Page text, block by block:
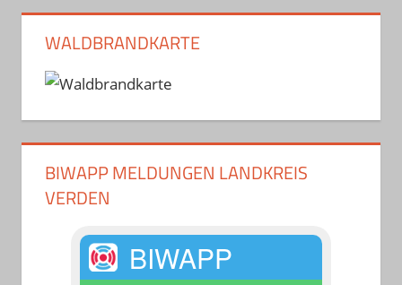
WALDBRANDKARTE
BIWAPP MELDUNGEN LANDKREIS
VERDEN
BIWAPP